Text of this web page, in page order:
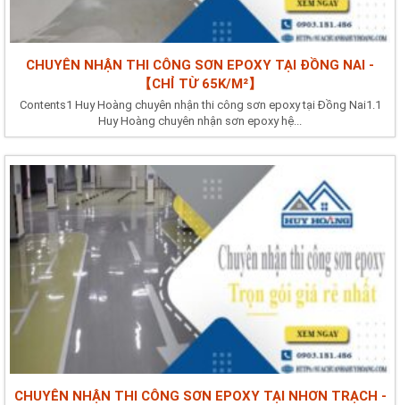
CHUYÊN NHẬN THI CÔNG SƠN EPOXY TẠI ĐỒNG NAI -
【CHỈ TỪ 65K/M²】
Contents1 Huy Hoàng chuyên nhận thi công sơn epoxy tại Đồng Nai1.1
Huy Hoàng chuyên nhận sơn epoxy hệ...
CHUYÊN NHẬN THI CÔNG SƠN EPOXY TẠI NHƠN TRẠCH -